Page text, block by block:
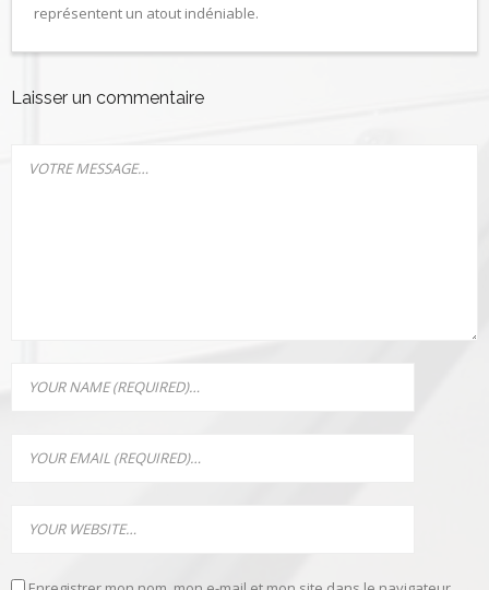
représentent un atout indéniable.
Laisser un commentaire